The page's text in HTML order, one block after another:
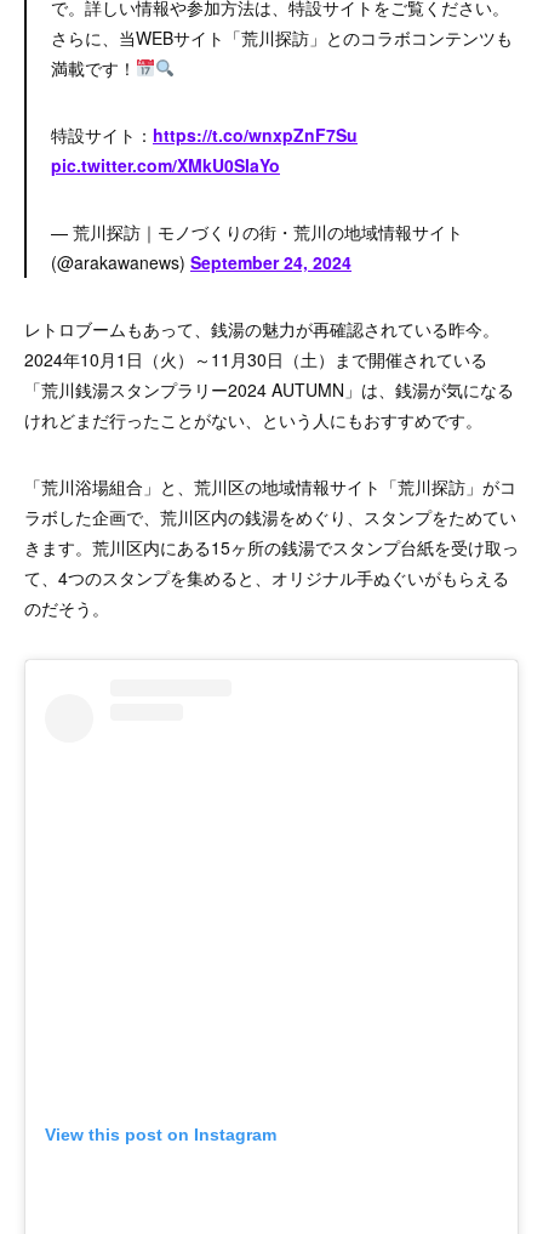
で。詳しい情報や参加方法は、特設サイトをご覧ください。
さらに、当WEBサイト「荒川探訪」とのコラボコンテンツも
満載です！
特設サイト： https://t.co/wnxpZnF7Su
pic.twitter.com/XMkU0SIaYo
— 荒川探訪｜モノづくりの街・荒川の地域情報サイト
(@arakawanews) September 24, 2024
レトロブームもあって、銭湯の魅力が再確認されている昨今。
2024年10月1日（火）～11月30日（土）まで開催されている
「荒川銭湯スタンプラリー2024 AUTUMN」は、銭湯が気になる
けれどまだ行ったことがない、という人にもおすすめです。
「荒川浴場組合」と、荒川区の地域情報サイト「荒川探訪」がコ
ラボした企画で、荒川区内の銭湯をめぐり、スタンプをためてい
きます。荒川区内にある15ヶ所の銭湯でスタンプ台紙を受け取っ
て、4つのスタンプを集めると、オリジナル手ぬぐいがもらえる
のだそう。
View this post on Instagram